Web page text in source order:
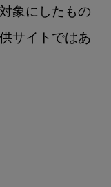
象にしたもの
サイトではあ